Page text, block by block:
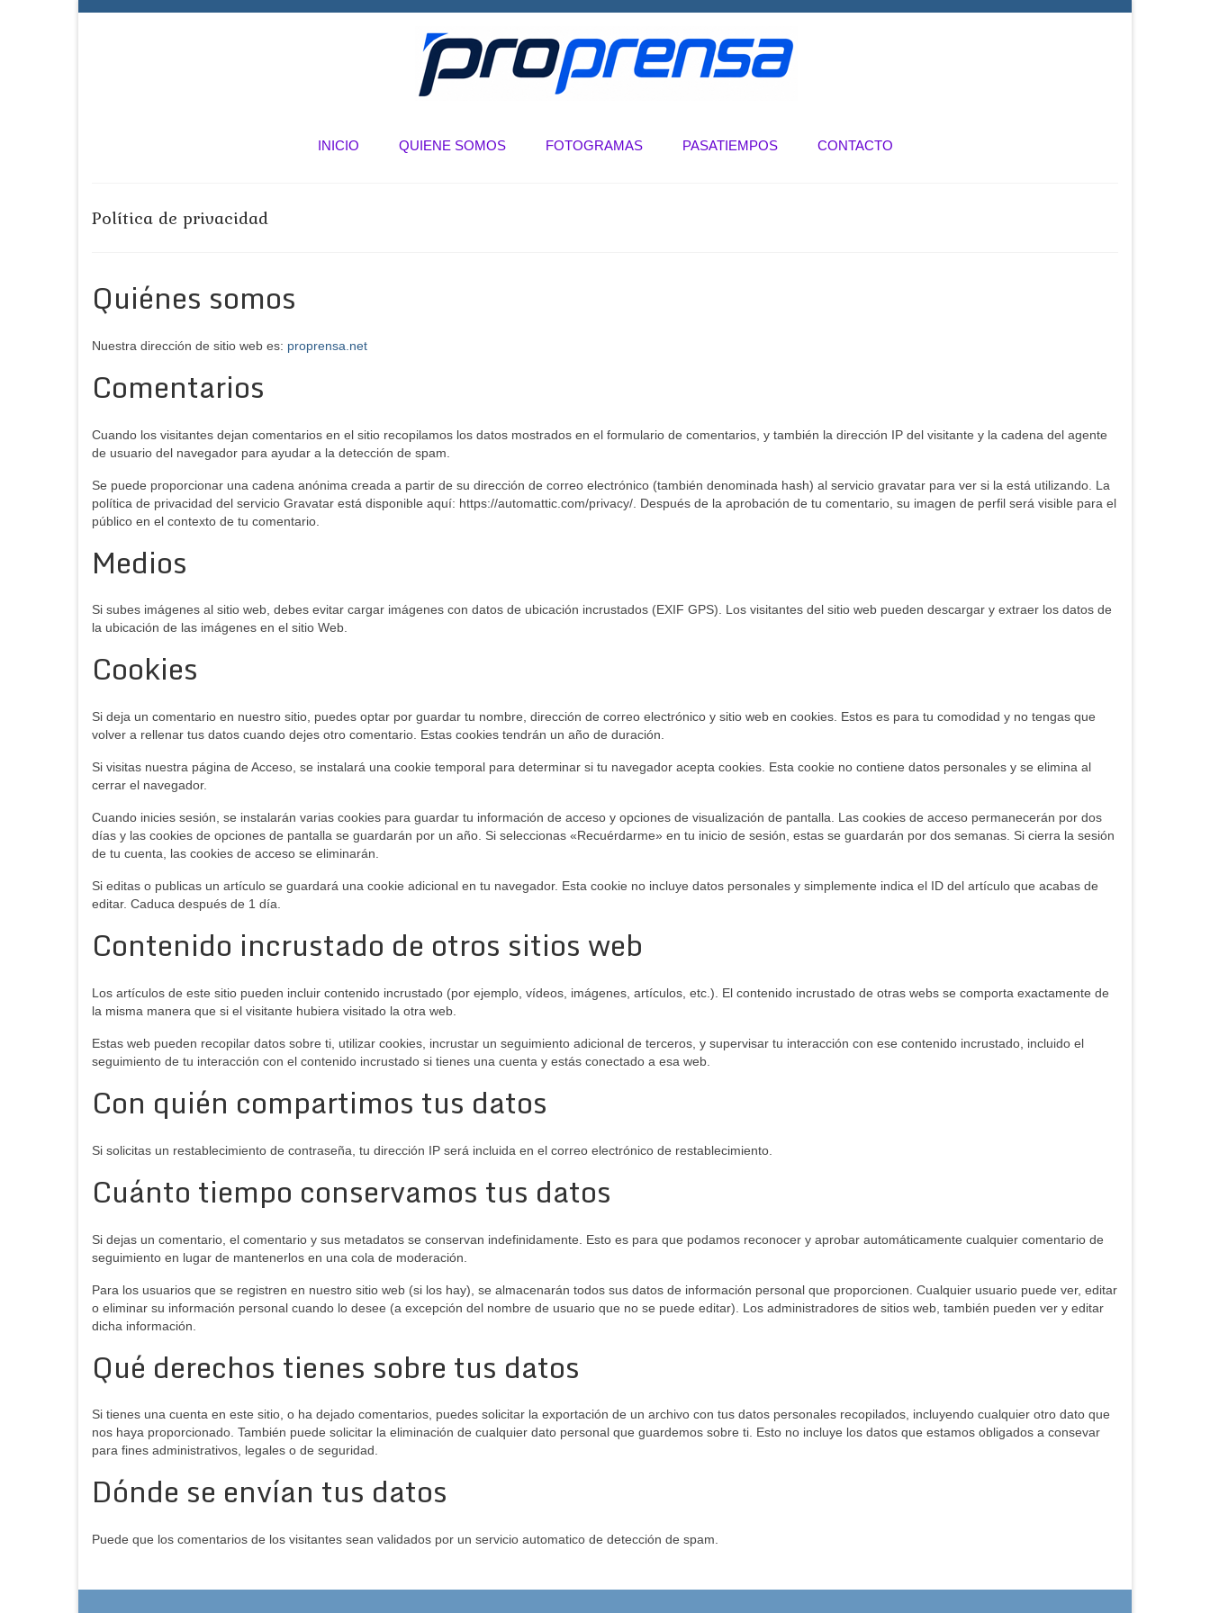
INICIO QUIENE SOMOS FOTOGRAMAS PASATIEMPOS CONTACTO
Política de privacidad
Quiénes somos
Nuestra dirección de sitio web es: proprensa.net
Comentarios
Cuando los visitantes dejan comentarios en el sitio recopilamos los datos mostrados en el formulario de comentarios, y también la dirección IP del visitante y la cadena del agente
de usuario del navegador para ayudar a la detección de spam.
Se puede proporcionar una cadena anónima creada a partir de su dirección de correo electrónico (también denominada hash) al servicio gravatar para ver si la está utilizando. La
política de privacidad del servicio Gravatar está disponible aquí: https://automattic.com/privacy/. Después de la aprobación de tu comentario, su imagen de perfil será visible para el
público en el contexto de tu comentario.
Medios
Si subes imágenes al sitio web, debes evitar cargar imágenes con datos de ubicación incrustados (EXIF GPS). Los visitantes del sitio web pueden descargar y extraer los datos de
la ubicación de las imágenes en el sitio Web.
Cookies
Si deja un comentario en nuestro sitio, puedes optar por guardar tu nombre, dirección de correo electrónico y sitio web en cookies. Estos es para tu comodidad y no tengas que
volver a rellenar tus datos cuando dejes otro comentario. Estas cookies tendrán un año de duración.
Si visitas nuestra página de Acceso, se instalará una cookie temporal para determinar si tu navegador acepta cookies. Esta cookie no contiene datos personales y se elimina al
cerrar el navegador.
Cuando inicies sesión, se instalarán varias cookies para guardar tu información de acceso y opciones de visualización de pantalla. Las cookies de acceso permanecerán por dos
días y las cookies de opciones de pantalla se guardarán por un año. Si seleccionas «Recuérdarme» en tu inicio de sesión, estas se guardarán por dos semanas. Si cierra la sesión
de tu cuenta, las cookies de acceso se eliminarán.
Si editas o publicas un artículo se guardará una cookie adicional en tu navegador. Esta cookie no incluye datos personales y simplemente indica el ID del artículo que acabas de
editar. Caduca después de 1 día.
Contenido incrustado de otros sitios web
Los artículos de este sitio pueden incluir contenido incrustado (por ejemplo, vídeos, imágenes, artículos, etc.). El contenido incrustado de otras webs se comporta exactamente de
la misma manera que si el visitante hubiera visitado la otra web.
Estas web pueden recopilar datos sobre ti, utilizar cookies, incrustar un seguimiento adicional de terceros, y supervisar tu interacción con ese contenido incrustado, incluido el
seguimiento de tu interacción con el contenido incrustado si tienes una cuenta y estás conectado a esa web.
Con quién compartimos tus datos
Si solicitas un restablecimiento de contraseña, tu dirección IP será incluida en el correo electrónico de restablecimiento.
Cuánto tiempo conservamos tus datos
Si dejas un comentario, el comentario y sus metadatos se conservan indefinidamente. Esto es para que podamos reconocer y aprobar automáticamente cualquier comentario de
seguimiento en lugar de mantenerlos en una cola de moderación.
Para los usuarios que se registren en nuestro sitio web (si los hay), se almacenarán todos sus datos de información personal que proporcionen. Cualquier usuario puede ver, editar
o eliminar su información personal cuando lo desee (a excepción del nombre de usuario que no se puede editar). Los administradores de sitios web, también pueden ver y editar
dicha información.
Qué derechos tienes sobre tus datos
Si tienes una cuenta en este sitio, o ha dejado comentarios, puedes solicitar la exportación de un archivo con tus datos personales recopilados, incluyendo cualquier otro dato que
nos haya proporcionado. También puede solicitar la eliminación de cualquier dato personal que guardemos sobre ti. Esto no incluye los datos que estamos obligados a consevar
para fines administrativos, legales o de seguridad.
Dónde se envían tus datos
Puede que los comentarios de los visitantes sean validados por un servicio automatico de detección de spam.